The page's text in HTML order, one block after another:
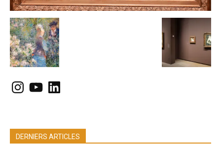
Instagram
YouTubeLinkedIn
DERNIERS ARTICLES